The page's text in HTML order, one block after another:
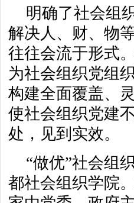
明确了社会组
解决人、财、物
往往会流于形式
为社会组织党组
构建全面覆盖、
使社会组织党建
处，见到实效。
“做优”社会组
都社会组织学院